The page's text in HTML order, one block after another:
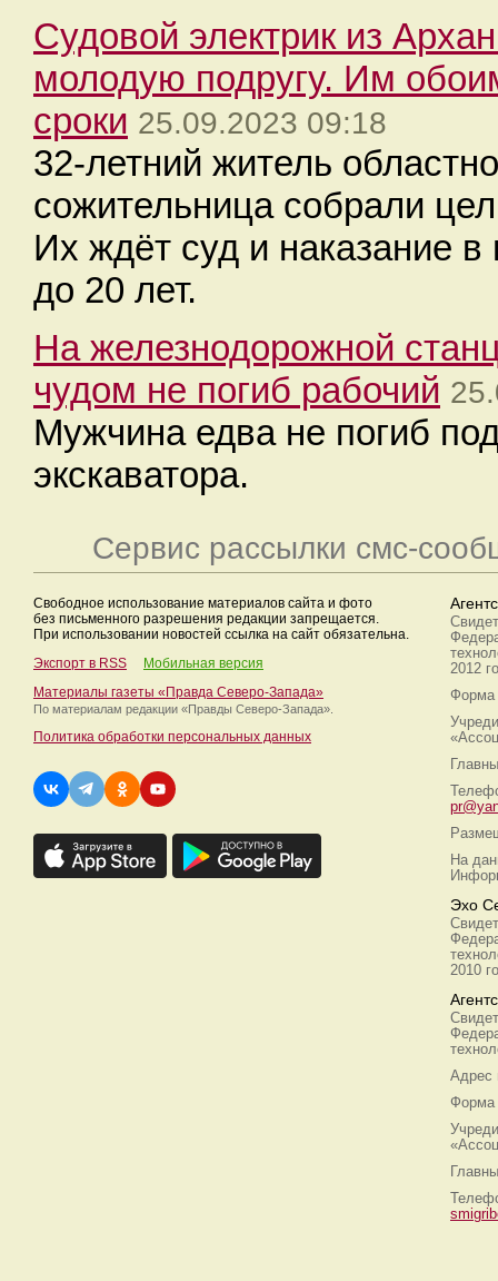
Судовой электрик из
молодую подругу. Им
сроки 25.09.2023 09:18
32-летний житель
сожительница собрали
Их ждёт суд и наказание
до 20 лет.
На железнодорожной
чудом не погиб рабочий
Мужчина едва не погиб
экскаватора.
Сервис рассылки смс-
Свободное использование материалов сайта и фото
без письменного разрешения редакции запрещается.
При использовании новостей ссылка на сайт обязательна.
Экспорт в RSS
Мобильная версия
Материалы газеты «Правда Северо-Запада»
По материалам редакции «Правды Северо-Запада».
Политика обработки персональных данных
2012
Форма
На
Эхо
2010
Адрес
Форма